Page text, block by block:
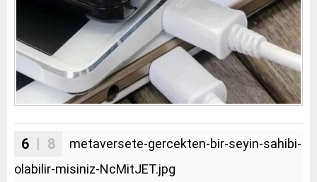
6 | 8
metaversete-gercekten-bir-seyin-sahibi-
olabilir-misiniz-NcMitJET.jpg